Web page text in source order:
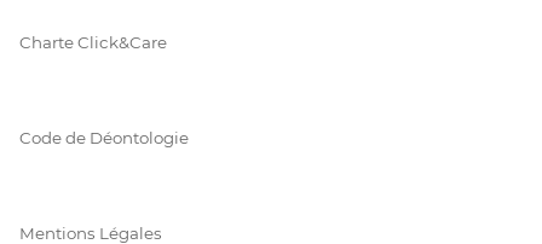
Charte Click&Care
Code de Déontologie
Mentions Légales